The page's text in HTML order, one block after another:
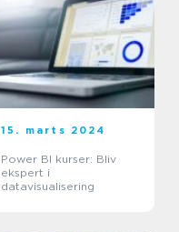
15. marts 2024
Power BI kurser: Bliv
ekspert i
datavisualisering